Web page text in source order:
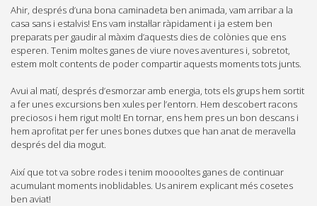
Ahir, després d’una bona caminadeta ben animada, vam arribar a la
casa sans i estalvis! Ens vam instal·lar ràpidament i ja estem ben
preparats per gaudir al màxim d’aquests dies de colònies que ens
esperen. Tenim moltes ganes de viure noves aventures i, sobretot,
estem molt contents de poder compartir aquests moments tots junts.
Avui al matí, després d’esmorzar amb energia, tots els grups hem sortit
a fer unes excursions ben xules per l’entorn. Hem descobert racons
preciosos i hem rigut molt! En tornar, ens hem pres un bon descans i
hem aprofitat per fer unes bones dutxes que han anat de meravella
després del dia mogut.
Així que tot va sobre rodes i tenim mooooltes ganes de continuar
acumulant moments inoblidables. Us anirem explicant més cosetes
ben aviat!